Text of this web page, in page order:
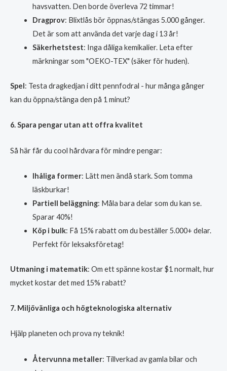
havsvatten. Den borde överleva 72 timmar!
Dragprov: Blixtlås bör öppnas/stängas 5.000 gånger.
Det är som att använda det varje dag i 13 år!
Säkerhetstest: Inga dåliga kemikalier. Leta efter
märkningar som "OEKO-TEX" (säker för huden).
Spel: Testa dragkedjan i ditt pennfodral - hur många gånger
kan du öppna/stänga den på 1 minut?
6. Spara pengar utan att offra kvalitet
Så här får du cool hårdvara för mindre pengar:
Ihåliga former: Lätt men ändå stark. Som tomma
läskburkar!
Partiell beläggning: Måla bara delar som du kan se.
Sparar 40%!
Köp i bulk: Få 15% rabatt om du beställer 5.000+ delar.
Perfekt för leksaksföretag!
Utmaning i matematik: Om ett spänne kostar $1 normalt, hur
mycket kostar det med 15% rabatt?
7. Miljövänliga och högteknologiska alternativ
Hjälp planeten och prova ny teknik!
Återvunna metaller: Tillverkad av gamla bilar och